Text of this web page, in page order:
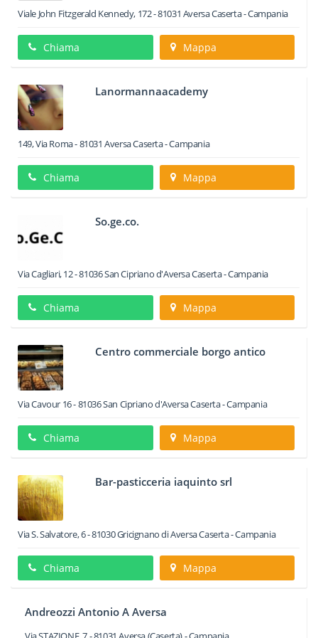
Viale John Fitzgerald Kennedy, 172-81031 AversaCaserta -Campania
Chiama Mappa
Lanormannaacademy
149, Via Roma-81031 AversaCaserta -Campania
Chiama Mappa
So.ge.co.
Via Cagliari, 12-81036San Cipriano d'AversaCaserta -Campania
Chiama Mappa
Centro commerciale borgo antico
Via Cavour 16-81036San Cipriano d'AversaCaserta -Campania
Chiama Mappa
Bar-pasticceria iaquinto srl
Via S. Salvatore, 6-81030Gricignano di AversaCaserta -Campania
Chiama Mappa
Andreozzi Antonio A Aversa